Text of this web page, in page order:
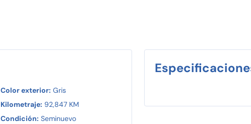
Color exterior: Gris
Kilometraje: 92,847 KM
Condición: Seminuevo